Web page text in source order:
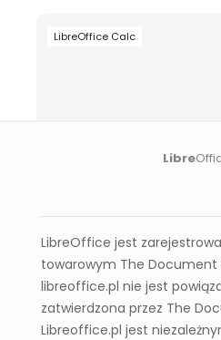
LibreOffice Calc
Libre
LibreOffice jest
towarowym The Document
libreoffice.pl nie jest
zatwierdzona przez The
Libreoffice.pl jest